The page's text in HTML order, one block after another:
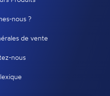
nous ?
de vente
nous